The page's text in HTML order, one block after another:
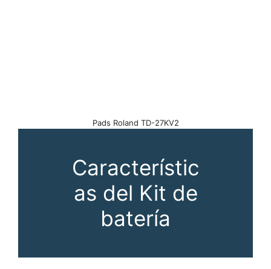
Pads Roland TD-27KV2
Característic
as del Kit de
batería